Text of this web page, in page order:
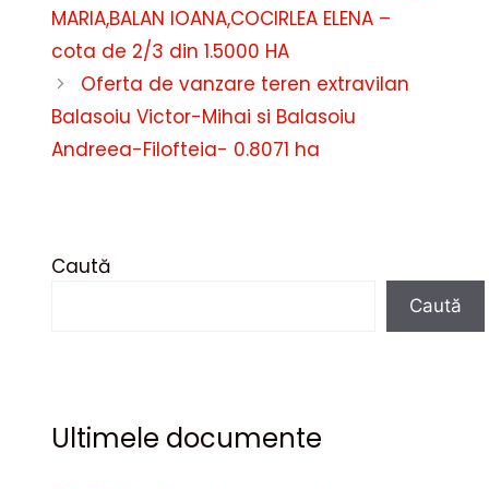
MARIA,BALAN IOANA,COCIRLEA ELENA –
cota de 2/3 din 1.5000 HA
Oferta de vanzare teren extravilan
Balasoiu Victor-Mihai si Balasoiu
Andreea-Filofteia- 0.8071 ha
Caută
Caută
Ultimele documente